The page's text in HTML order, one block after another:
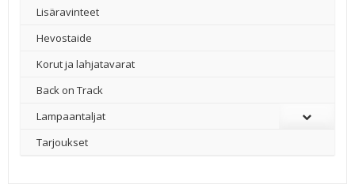
Lisäravinteet
Hevostaide
Korut ja lahjatavarat
Back on Track
Lampaantaljat
Tarjoukset